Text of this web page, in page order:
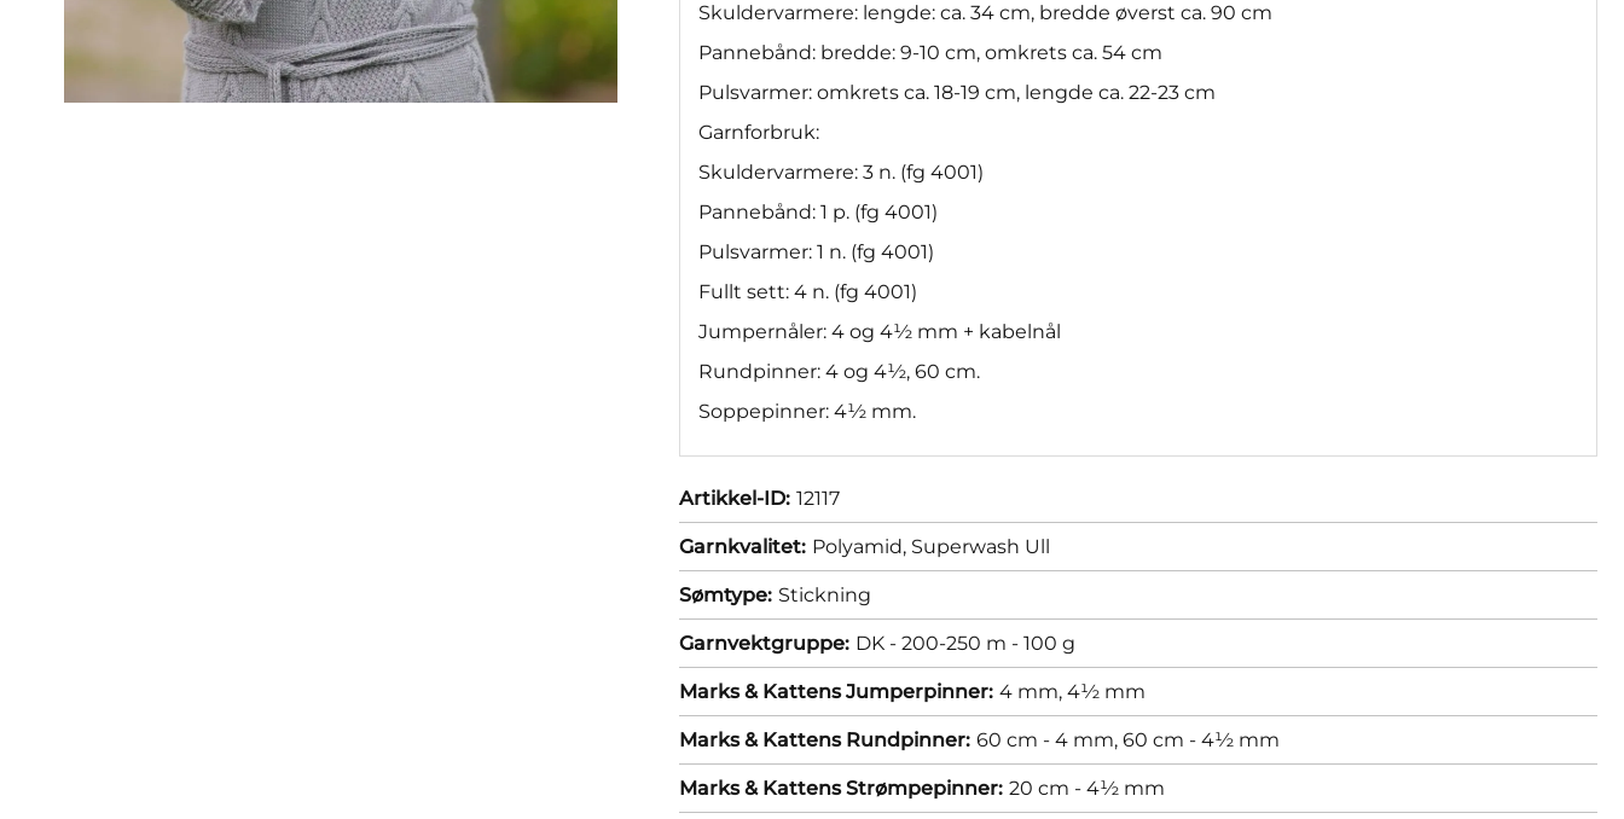
Skuldervarmere: lengde: ca. 34 cm, bredde øverst ca. 90 cm
Pannebånd: bredde: 9-10 cm, omkrets ca. 54 cm
Pulsvarmer: omkrets ca. 18-19 cm, lengde ca. 22-23 cm
Garnforbruk:
Skuldervarmere: 3 n. (fg 4001)
Pannebånd: 1 p. (fg 4001)
Pulsvarmer: 1 n. (fg 4001)
Fullt sett: 4 n. (fg 4001)
Jumpernåler: 4 og 4½ mm + kabelnål
Rundpinner: 4 og 4½, 60 cm.
Soppepinner: 4½ mm.
Artikkel-ID: 12117
Garnkvalitet: Polyamid, Superwash Ull
Sømtype: Stickning
Garnvektgruppe: DK - 200-250 m - 100 g
Marks & Kattens Jumperpinner: 4 mm, 4½ mm
Marks & Kattens Rundpinner: 60 cm - 4 mm, 60 cm - 4½ mm
Marks & Kattens Strømpepinner: 20 cm - 4½ mm